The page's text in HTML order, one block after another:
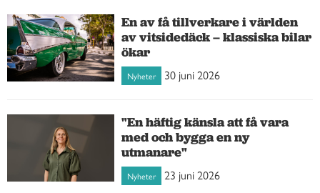
En av få tillverkare i världen
av vitsidedäck – klassiska bilar
ökar
Nyheter 30 juni 2026
"En häftig känsla att få vara
med och bygga en ny
utmanare"
Nyheter 23 juni 2026